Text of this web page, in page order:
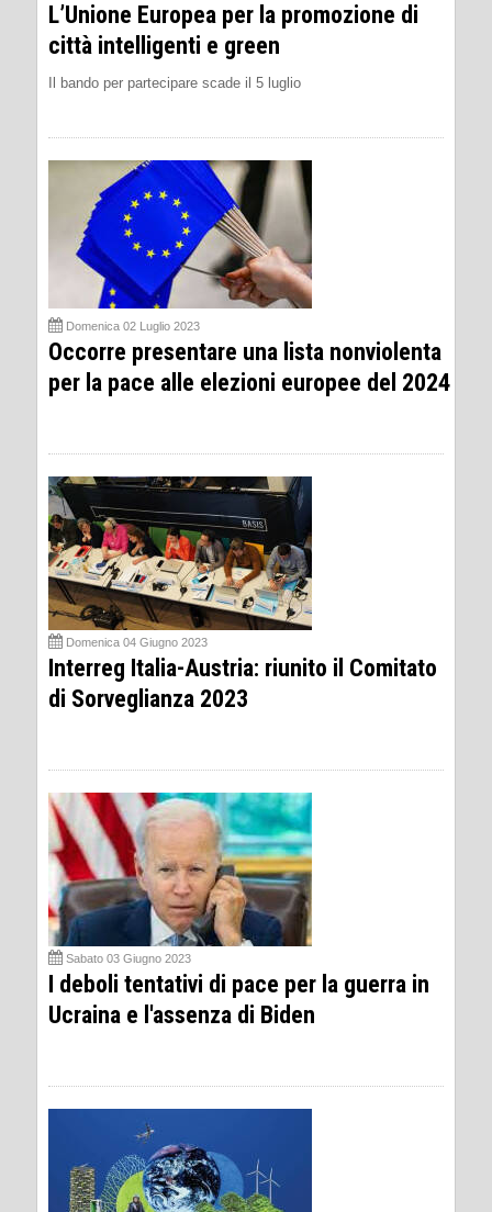
L’Unione Europea per la promozione di
città intelligenti e green
Il bando per partecipare scade il 5 luglio
Domenica 02 Luglio 2023
Occorre presentare una lista nonviolenta
per la pace alle elezioni europee del 2024
Domenica 04 Giugno 2023
Interreg Italia-Austria: riunito il Comitato
di Sorveglianza 2023
Sabato 03 Giugno 2023
I deboli tentativi di pace per la guerra in
Ucraina e l'assenza di Biden